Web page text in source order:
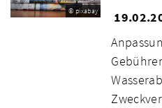
© pixabay